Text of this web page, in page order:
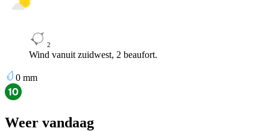
2
Wind vanuit zuidwest, 2 beaufort.
0 mm
Weer vandaag